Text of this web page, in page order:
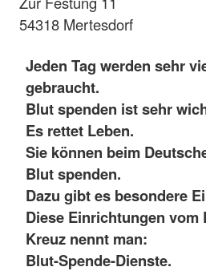
54318 Mertesdorf
Jeden Tag werden sehr
gebraucht.
Blut spenden ist sehr
Es rettet Leben.
Sie können beim
Blut spenden.
Dazu gibt es besondere
Diese Einrichtungen vom
Kreuz nennt man:
Blut-Spende-Dienste.